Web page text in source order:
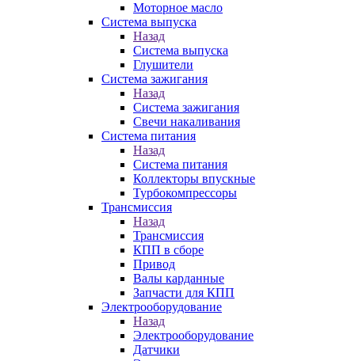
Моторное масло
Система выпуска
Назад
Система выпуска
Глушители
Система зажигания
Назад
Система зажигания
Свечи накаливания
Система питания
Назад
Система питания
Коллекторы впускные
Турбокомпрессоры
Трансмиссия
Назад
Трансмиссия
КПП в сборе
Привод
Валы карданные
Запчасти для КПП
Электрооборудование
Назад
Электрооборудование
Датчики